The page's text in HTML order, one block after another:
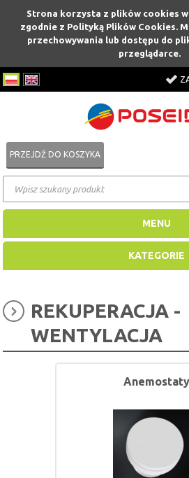
Strona korzysta z plików cookies w
zgodnie z Polityką Plików Cookies.
przechowywania lub dostępu do
przeglądarce.
PRZEJDŹ DO KOSZYKA
MENU
KATEGORIE
REKUPERACJA -
WENTYLACJA
Anemostaty